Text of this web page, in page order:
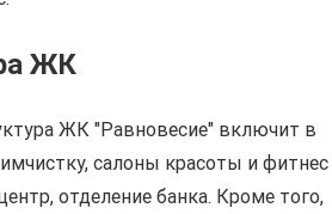
ЖК
ЖК "Равновесие" включит в
салоны красоты и фитнес
отделение банка. Кроме того,